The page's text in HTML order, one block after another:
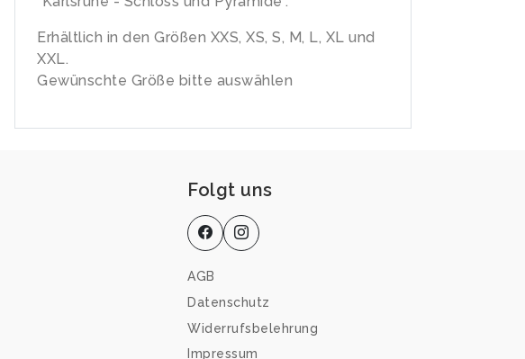
Erhältlich in den Größen XXS, XS, S, M, L, XL und
XXL.
Gewünschte Größe bitte auswählen
Folgt uns
AGB
Datenschutz
Widerrufsbelehrung
Impressum